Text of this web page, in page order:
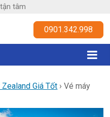
tâm
0901.342.998
Giá Tốt ›Vé máy